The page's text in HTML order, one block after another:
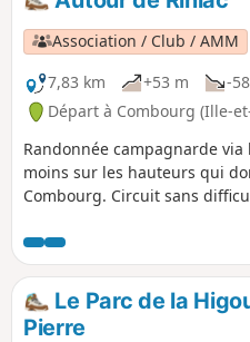
Association / Club / AMM
7,83 km
+53 m -
Départ à Combourg (Ille-
Randonnée campagnarde
moins sur les hauteurs qui
Combourg. Circuit sans
part significative sur routes à
ne présente pas d'intérêt
"dortoir" mais avec de jolies
belles perspectives.
Le Parc de la
Pierre